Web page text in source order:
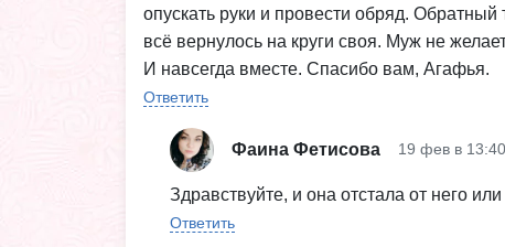
опускать руки и провести обряд.
всё вернулось на круги своя. Муж не
И навсегда вместе. Спасибо вам, Агафья.
Ответить
Фаина Фетисова 19 фев в 13:40
Здравствуйте, и она отстала от него
Ответить